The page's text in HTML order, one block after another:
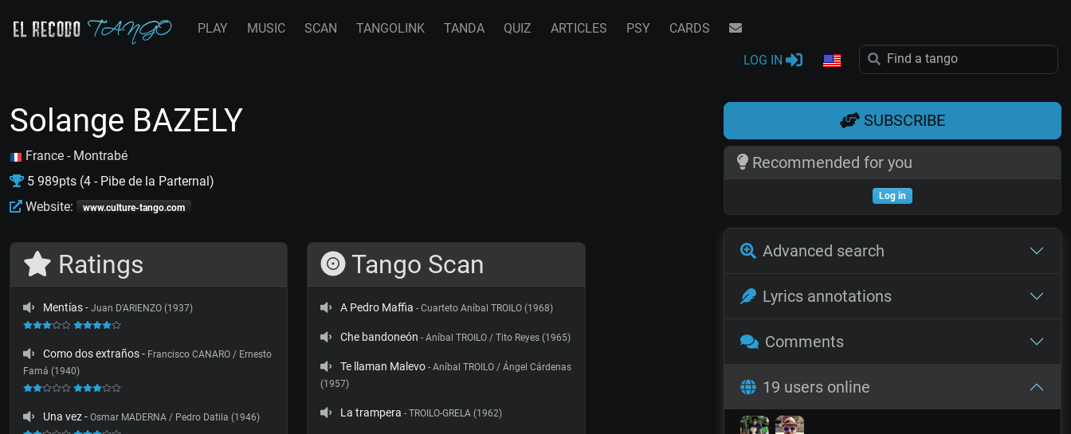
PLAY MUSIC SCAN TANGOLINK TANDA QUIZ ARTICLES PSY CARDS
LOG IN
Solange BAZELY
France - Montrabé
5 989pts (4 - Pibe de la Parternal)
Website:
www.culture-tango.com
Ratings
Mentías- Juan D'ARIENZO (1937)
Como dos extraños- Francisco CANARO / Ernesto
Famá (1940)
Una vez- Osmar MADERNA / Pedro Datila (1946)
Tango Scan
A Pedro Maffia - Cuarteto Aníbal TROILO (1968)
Che bandoneón - Aníbal TROILO / Tito Reyes (1965)
Te llaman Malevo - Aníbal TROILO / Ángel Cárdenas
(1957)
La trampera - TROILO-GRELA (1962)
SUBSCRIBE
Recommended for you
Log in
Advanced search
Lyrics annotations
Comments
19 users online